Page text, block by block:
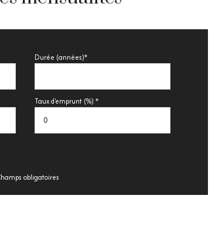
Durée (années)*
Taux d'emprunt (%) *
obligatoires